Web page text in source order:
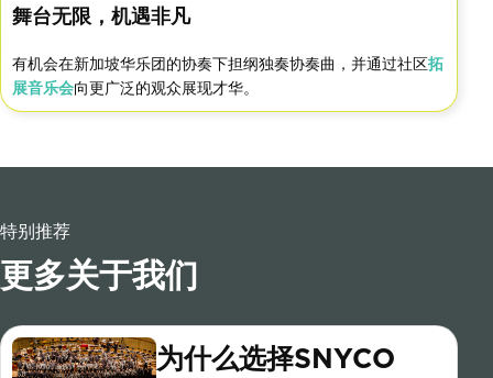
舞台无限，机遇非凡
有机会在新加坡华乐团的协奏下担纲独奏协奏曲，并通过社区拓
展音乐会向更广泛的观众展现才华。
特别推荐
更多关于我们
为什么选择SNYCO